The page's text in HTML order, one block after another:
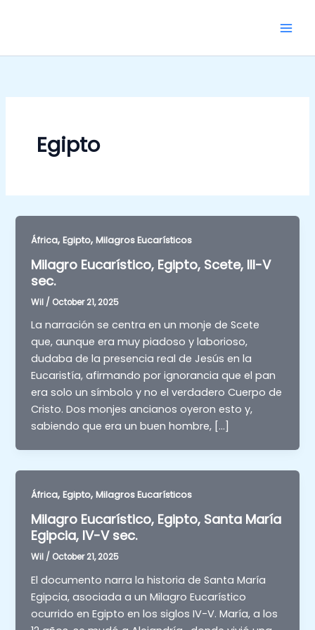
Egipto
África,Egipto,Milagros Eucarísticos
Milagro Eucarístico, Egipto, Scete, III-V
sec.
Wil / October 21, 2025
La narración se centra en un monje de Scete
que, aunque era muy piadoso y laborioso,
dudaba de la presencia real de Jesús en la
Eucaristía, afirmando por ignorancia que el pan
era solo un símbolo y no el verdadero Cuerpo de
Cristo. Dos monjes ancianos oyeron esto y,
sabiendo que era un buen hombre, […]
África,Egipto,Milagros Eucarísticos
Milagro Eucarístico, Egipto, Santa María
Egipcia, IV-V sec.
Wil / October 21, 2025
El documento narra la historia de Santa María
Egipcia, asociada a un Milagro Eucarístico
ocurrido en Egipto en los siglos IV-V. María, a los